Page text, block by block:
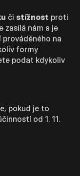
či stížnost proti
zasílá nám a je
na
formy
podat kdykoliv
pokud je to
od 1. 11.